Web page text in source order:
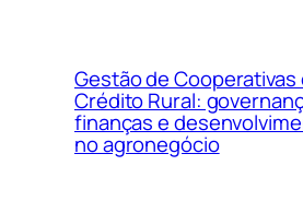
Gestão de Cooperativas
Crédito Rural:
finanças e
no agronegócio